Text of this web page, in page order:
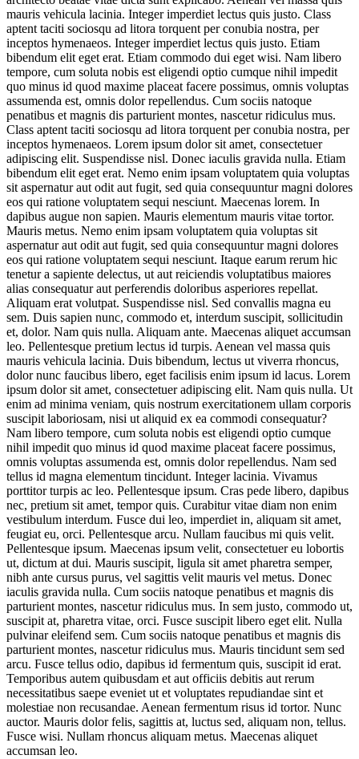
mauris vehicula lacinia. Integer imperdiet lectus quis justo. Class
aptent taciti sociosqu ad litora torquent per conubia nostra, per
inceptos hymenaeos. Integer imperdiet lectus quis justo. Etiam
bibendum elit eget erat. Etiam commodo dui eget wisi. Nam libero
tempore, cum soluta nobis est eligendi optio cumque nihil impedit
quo minus id quod maxime placeat facere possimus, omnis voluptas
assumenda est, omnis dolor repellendus. Cum sociis natoque
penatibus et magnis dis parturient montes, nascetur ridiculus mus.
Class aptent taciti sociosqu ad litora torquent per conubia nostra, per
inceptos hymenaeos. Lorem ipsum dolor sit amet, consectetuer
adipiscing elit. Suspendisse nisl. Donec iaculis gravida nulla. Etiam
bibendum elit eget erat. Nemo enim ipsam voluptatem quia voluptas
sit aspernatur aut odit aut fugit, sed quia consequuntur magni dolores
eos qui ratione voluptatem sequi nesciunt. Maecenas lorem. In
dapibus augue non sapien. Mauris elementum mauris vitae tortor.
Mauris metus. Nemo enim ipsam voluptatem quia voluptas sit
aspernatur aut odit aut fugit, sed quia consequuntur magni dolores
eos qui ratione voluptatem sequi nesciunt. Itaque earum rerum hic
tenetur a sapiente delectus, ut aut reiciendis voluptatibus maiores
alias consequatur aut perferendis doloribus asperiores repellat.
Aliquam erat volutpat. Suspendisse nisl. Sed convallis magna eu
sem. Duis sapien nunc, commodo et, interdum suscipit, sollicitudin
et, dolor. Nam quis nulla. Aliquam ante. Maecenas aliquet accumsan
leo. Pellentesque pretium lectus id turpis. Aenean vel massa quis
mauris vehicula lacinia. Duis bibendum, lectus ut viverra rhoncus,
dolor nunc faucibus libero, eget facilisis enim ipsum id lacus. Lorem
ipsum dolor sit amet, consectetuer adipiscing elit. Nam quis nulla. Ut
enim ad minima veniam, quis nostrum exercitationem ullam corporis
suscipit laboriosam, nisi ut aliquid ex ea commodi consequatur?
Nam libero tempore, cum soluta nobis est eligendi optio cumque
nihil impedit quo minus id quod maxime placeat facere possimus,
omnis voluptas assumenda est, omnis dolor repellendus. Nam sed
tellus id magna elementum tincidunt. Integer lacinia. Vivamus
porttitor turpis ac leo. Pellentesque ipsum. Cras pede libero, dapibus
nec, pretium sit amet, tempor quis. Curabitur vitae diam non enim
vestibulum interdum. Fusce dui leo, imperdiet in, aliquam sit amet,
feugiat eu, orci. Pellentesque arcu. Nullam faucibus mi quis velit.
Pellentesque ipsum. Maecenas ipsum velit, consectetuer eu lobortis
ut, dictum at dui. Mauris suscipit, ligula sit amet pharetra semper,
nibh ante cursus purus, vel sagittis velit mauris vel metus. Donec
iaculis gravida nulla. Cum sociis natoque penatibus et magnis dis
parturient montes, nascetur ridiculus mus. In sem justo, commodo ut,
suscipit at, pharetra vitae, orci. Fusce suscipit libero eget elit. Nulla
pulvinar eleifend sem. Cum sociis natoque penatibus et magnis dis
parturient montes, nascetur ridiculus mus. Mauris tincidunt sem sed
arcu. Fusce tellus odio, dapibus id fermentum quis, suscipit id erat.
Temporibus autem quibusdam et aut officiis debitis aut rerum
necessitatibus saepe eveniet ut et voluptates repudiandae sint et
molestiae non recusandae. Aenean fermentum risus id tortor. Nunc
auctor. Mauris dolor felis, sagittis at, luctus sed, aliquam non, tellus.
Fusce wisi. Nullam rhoncus aliquam metus. Maecenas aliquet
accumsan leo.